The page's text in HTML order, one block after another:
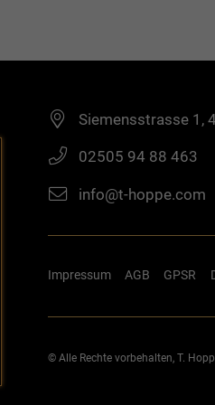
Siemensstrasse 1,
02505 94 88 463
info@t-hoppe.com
Impressum AGB GPSR
© Alle Rechte vorbehalten, T.